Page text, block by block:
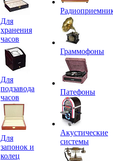
Для
хранения
часов
Для
подзавода
часов
Для
запонок и
колец
Граммофоны
Патефоны
Акустические
системы